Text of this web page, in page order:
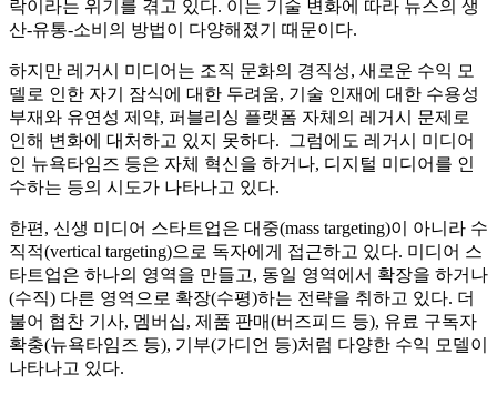
락이라는 위기를 겪고 있다. 이는 기술 변화에 따라 뉴스의 생
산-유통-소비의 방법이 다양해졌기 때문이다.
하지만 레거시 미디어는 조직 문화의 경직성, 새로운 수익 모
델로 인한 자기 잠식에 대한 두려움, 기술 인재에 대한 수용성
부재와 유연성 제약, 퍼블리싱 플랫폼 자체의 레거시 문제로
인해 변화에 대처하고 있지 못하다. 그럼에도 레거시 미디어
인 뉴욕타임즈 등은 자체 혁신을 하거나, 디지털 미디어를 인
수하는 등의 시도가 나타나고 있다.
한편, 신생 미디어 스타트업은 대중(mass targeting)이 아니라 수
직적(vertical targeting)으로 독자에게 접근하고 있다. 미디어 스
타트업은 하나의 영역을 만들고, 동일 영역에서 확장을 하거나
(수직) 다른 영역으로 확장(수평)하는 전략을 취하고 있다. 더
불어 협찬 기사, 멤버십, 제품 판매(버즈피드 등), 유료 구독자
확충(뉴욕타임즈 등), 기부(가디언 등)처럼 다양한 수익 모델이
나타나고 있다.